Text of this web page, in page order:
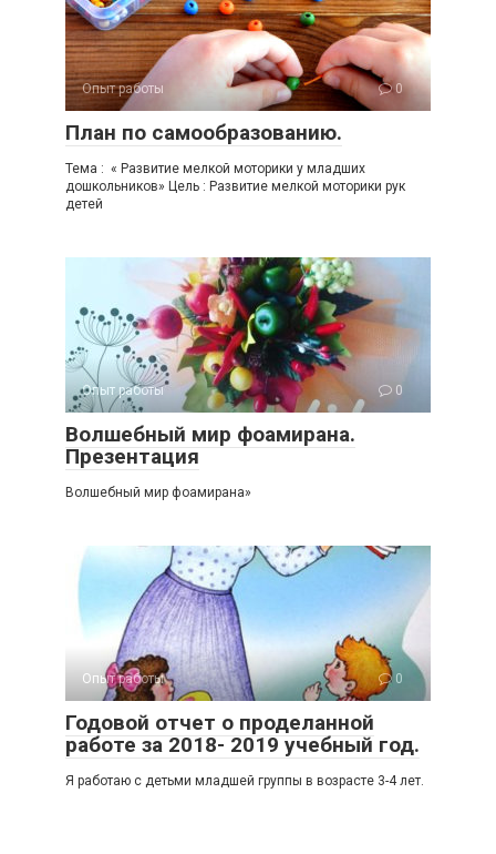
Опыт работы 0
План по самообразованию.
Тема : « Развитие мелкой моторики у младших
дошкольников» Цель : Развитие мелкой моторики рук
детей
Опыт работы 0
Волшебный мир фоамирана.
Презентация
Волшебный мир фоамирана»
Опыт работы 0
Годовой отчет о проделанной
работе за 2018- 2019 учебный год.
Я работаю с детьми младшей группы в возрасте 3-4 лет.